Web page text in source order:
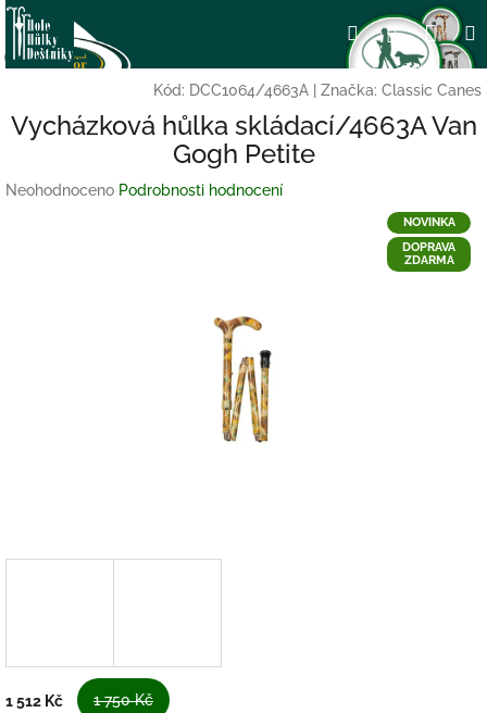
Přejít
na
obsah
HledatPřihlášení
Kód: DCC1064/4663A Značka: Classic Canes
Vycházková hůlka skládací/4663A Van
Gogh Petite
Průměrné
Neohodnoceno Podrobnosti hodnocení
NOVINKA
DOPRAVA
ZDARMA
1 512 Kč
1 750 Kč